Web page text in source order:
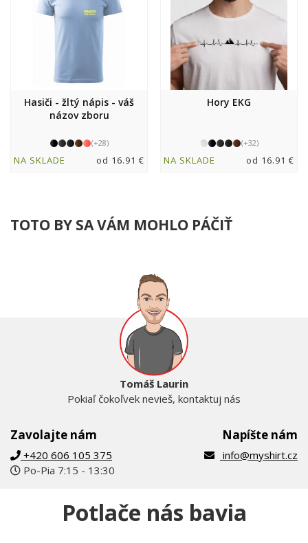
Hasiči - žltý nápis - váš
názov zboru
(+28)
NA SKLADE od 16.91 €
Hory EKG
(+32)
NA SKLADE od 16.91 €
TOTO BY SA VÁM MOHLO PÁČIŤ
Zavolajte nám
+420 606 105 375
Po-Pia 7:15 - 13:30
Tomáš Laurin
Pokiaľ čokoľvek nevieš, kontaktuj nás
Napíšte nám
info@myshirt.cz
Potlače nás bavia